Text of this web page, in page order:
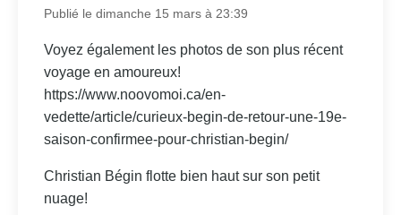
Publié le dimanche 15 mars à 23:39
Voyez également les photos de son plus récent
voyage en amoureux!
https://www.noovomoi.ca/en-
vedette/article/curieux-begin-de-retour-une-19e-
saison-confirmee-pour-christian-begin/
Christian Bégin flotte bien haut sur son petit
nuage!